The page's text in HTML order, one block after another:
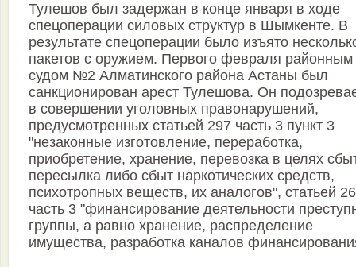
Тулешов был задержан в конце января в ходе
спецоперации силовых структур в Шымкенте. В
результате спецоперации было изъято
пакетов с оружием. Первого февраля районным
судом №2 Алматинского района Астаны был
санкционирован арест Тулешова. Он
в совершении уголовных правонарушений,
предусмотренных статьей 297 часть 3 пункт 3
"незаконные изготовление, переработка,
приобретение, хранение, перевозка в целях
пересылка либо сбыт наркотических средств,
психотропных веществ, их аналогов", статьей
часть 3 "финансирование деятельности
группы, а равно хранение, распределение
имущества, разработка каналов